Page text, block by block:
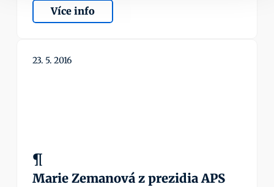
Více info
23. 5. 2016
¶
Marie Zemanová z prezidia APS